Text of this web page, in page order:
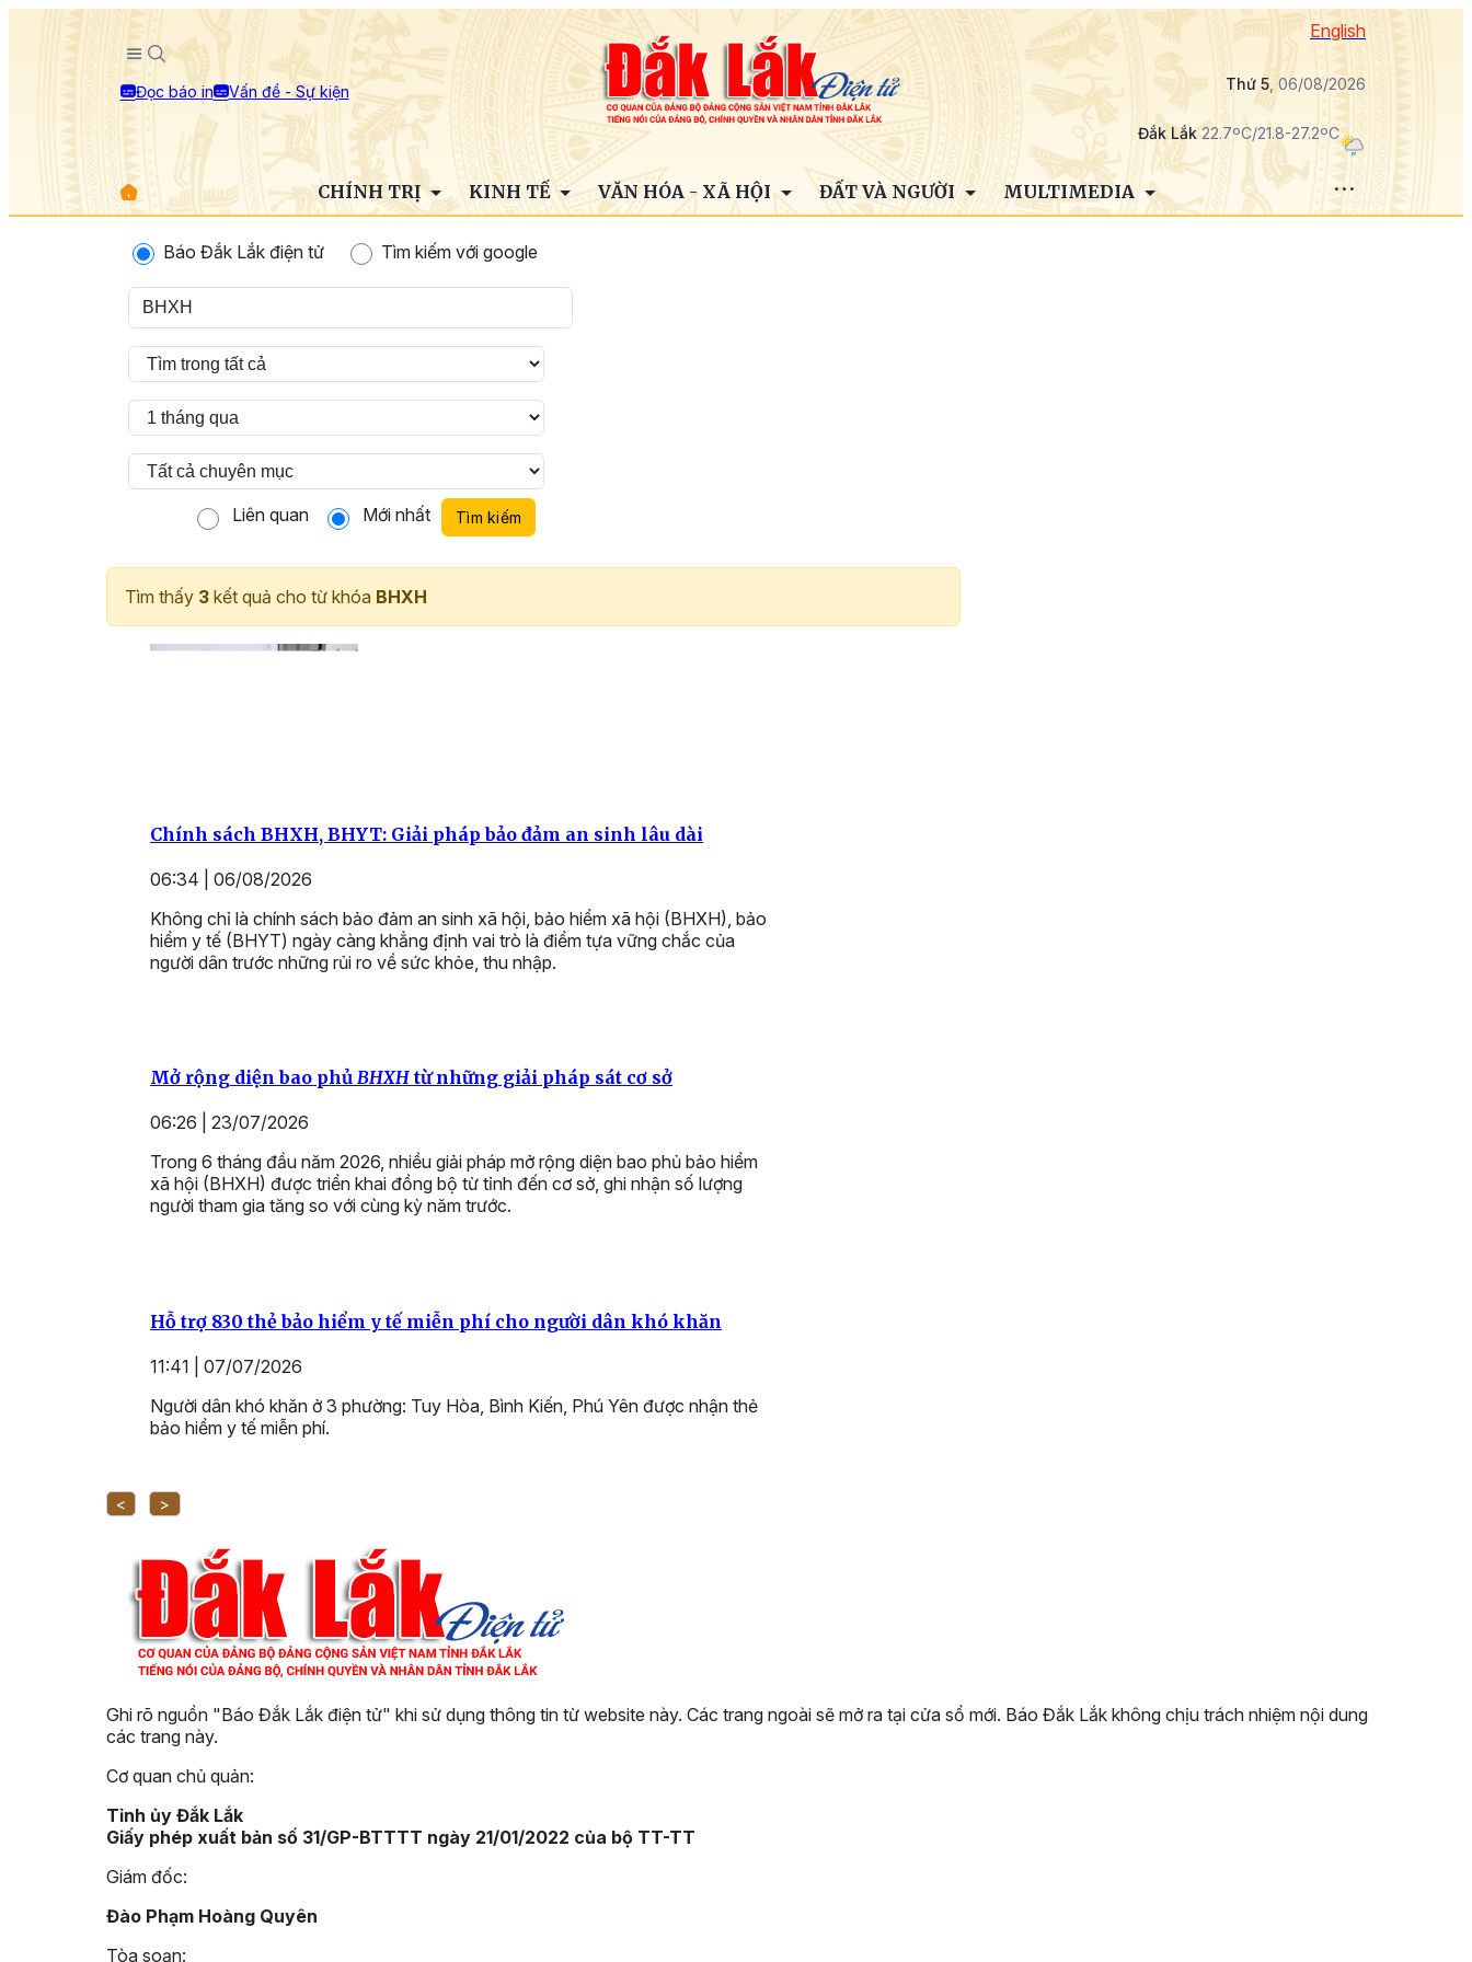
Đọc báo in Vấn đề - Sự kiện
English
Thứ 5, 06/08/2026
Đắk Lắk22.7ºC/21.8-27.2ºC
CHÍNH TRỊ KINH TẾ VĂN HÓA - XÃ HỘI ĐẤT VÀ NGƯỜI MULTIMEDIA
Báo Đắk Lắk điện tử Tìm kiếm với google
Liên quan Mới nhất Tìm kiếm
Tìm thấy 3 kết quả cho từ khóa BHXH
Chính sách BHXH, BHYT: Giải pháp bảo đảm an sinh lâu dài
06:34 | 06/08/2026
Không chỉ là chính sách bảo đảm an sinh xã hội, bảo hiểm xã hội (BHXH), bảo
hiểm y tế (BHYT) ngày càng khẳng định vai trò là điểm tựa vững chắc của
người dân trước những rủi ro về sức khỏe, thu nhập.
Mở rộng diện bao phủ BHXH từ những giải pháp sát cơ sở
06:26 | 23/07/2026
Trong 6 tháng đầu năm 2026, nhiều giải pháp mở rộng diện bao phủ bảo hiểm
xã hội (BHXH) được triển khai đồng bộ từ tỉnh đến cơ sở, ghi nhận số lượng
người tham gia tăng so với cùng kỳ năm trước.
Hỗ trợ 830 thẻ bảo hiểm y tế miễn phí cho người dân khó khăn
11:41 | 07/07/2026
Người dân khó khăn ở 3 phường: Tuy Hòa, Bình Kiến, Phú Yên được nhận thẻ
bảo hiểm y tế miễn phí.
< >
Ghi rõ nguồn "Báo Đắk Lắk điện tử" khi sử dụng thông tin từ website này. Các trang ngoài sẽ mở ra tại cửa sổ mới. Báo Đắk Lắk không chịu trách nhiệm nội dung
các trang này.
Cơ quan chủ quản:
Tỉnh ủy Đắk Lắk
Giấy phép xuất bản số 31/GP-BTTTT ngày 21/01/2022 của bộ TT-TT
Giám đốc:
Đào Phạm Hoàng Quyên
Tòa soạn: